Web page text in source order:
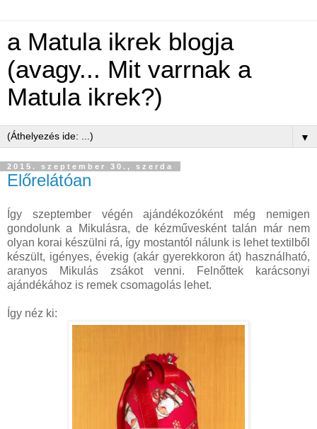
a Matula ikrek blogja
(avagy... Mit varrnak a
Matula ikrek?)
▼
2015. szeptember 30., szerda
Előrelátóan
Így szeptember végén ajándékozóként még nemigen
gondolunk a Mikulásra, de kézművesként talán már nem
olyan korai készülni rá, így mostantól nálunk is lehet textilből
készült, igényes, évekig (akár gyerekkoron át) használható,
aranyos Mikulás zsákot venni. Felnőttek karácsonyi
ajándékához is remek csomagolás lehet.
Így néz ki: